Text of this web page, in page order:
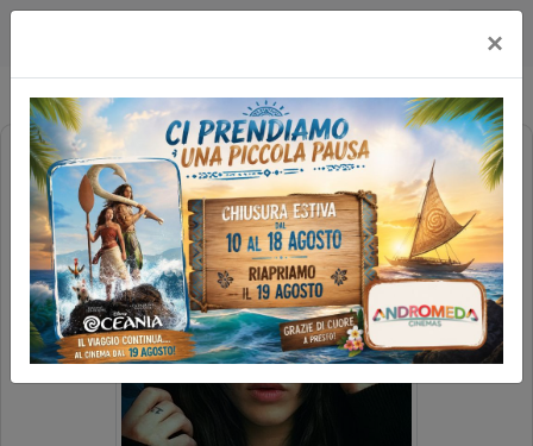
IO SONO ROSA RICCI (1H30')
FAMILY REV
×